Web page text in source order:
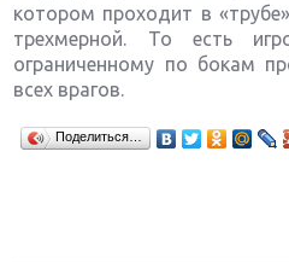
котором проходит в
трехмерной. То есть
ограниченному по бокам
всех врагов.
Поделиться…